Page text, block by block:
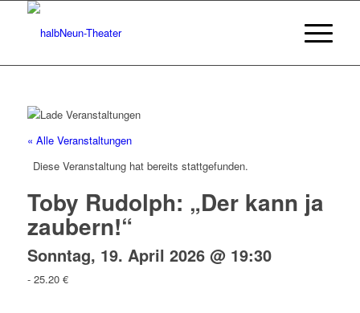
« Alle Veranstaltungen
Diese Veranstaltung hat bereits stattgefunden.
Toby Rudolph: „Der kann ja
zaubern!“
Sonntag, 19. April 2026 @ 19:30
- 25.20 €